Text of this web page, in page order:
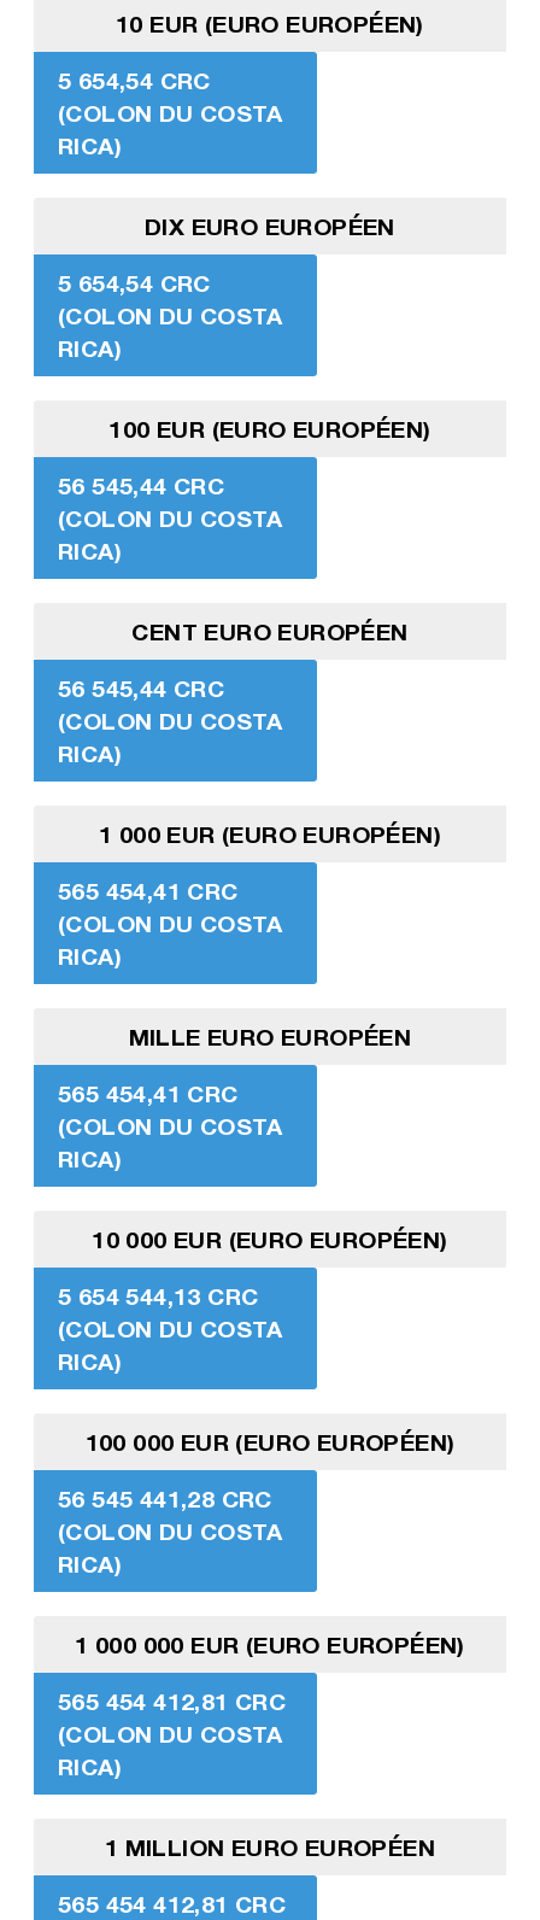
10 EUR (EURO EUROPÉEN)
5 654,54 CRC
(COLON DU COSTA
RICA)
DIX EURO EUROPÉEN
5 654,54 CRC
(COLON DU COSTA
RICA)
100 EUR (EURO EUROPÉEN)
56 545,44 CRC
(COLON DU COSTA
RICA)
CENT EURO EUROPÉEN
56 545,44 CRC
(COLON DU COSTA
RICA)
1 000 EUR (EURO EUROPÉEN)
565 454,41 CRC
(COLON DU COSTA
RICA)
MILLE EURO EUROPÉEN
565 454,41 CRC
(COLON DU COSTA
RICA)
10 000 EUR (EURO EUROPÉEN)
5 654 544,13 CRC
(COLON DU COSTA
RICA)
100 000 EUR (EURO EUROPÉEN)
56 545 441,28 CRC
(COLON DU COSTA
RICA)
1 000 000 EUR (EURO EUROPÉEN)
565 454 412,81 CRC
(COLON DU COSTA
RICA)
1 MILLION EURO EUROPÉEN
565 454 412,81 CRC